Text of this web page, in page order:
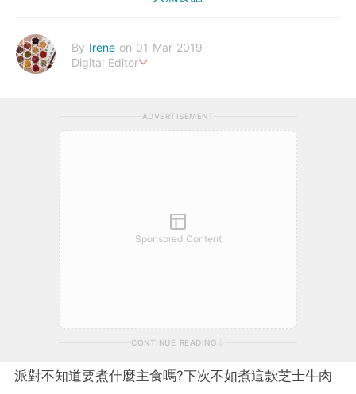
By Irene on 01 Mar 2019
Digital Editor
ADVERTISEMENT
Sponsored Content
CONTINUE READING
派對不知道要煮什麼主食嗎?下次不如煮這款芝士牛肉